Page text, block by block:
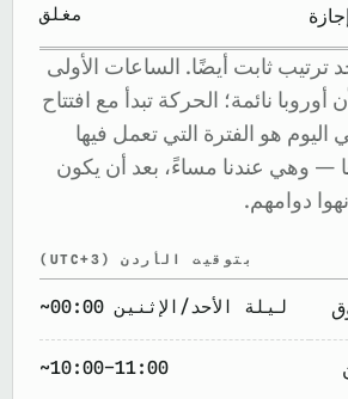
إجازة مغلق
ترتيب ثابت أيضًا. الساعات الأولى
أوروبا نائمة؛ الحركة تبدأ مع افتتاح
هو الفترة التي تعمل فيها
— وهي عندنا مساءً، بعد أن يكون
دوامهم.
بتوقيت الأردن (UTC+3)
~00:00 ليلة الأحد/الإثنين
~10:00–11:00